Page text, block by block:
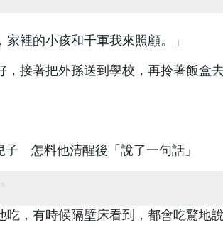
裡的小孩和千軍我來照顧。」
接著把外孫送到學校，再拎著飯盒
，有時候隔壁床看到，都會吃驚地